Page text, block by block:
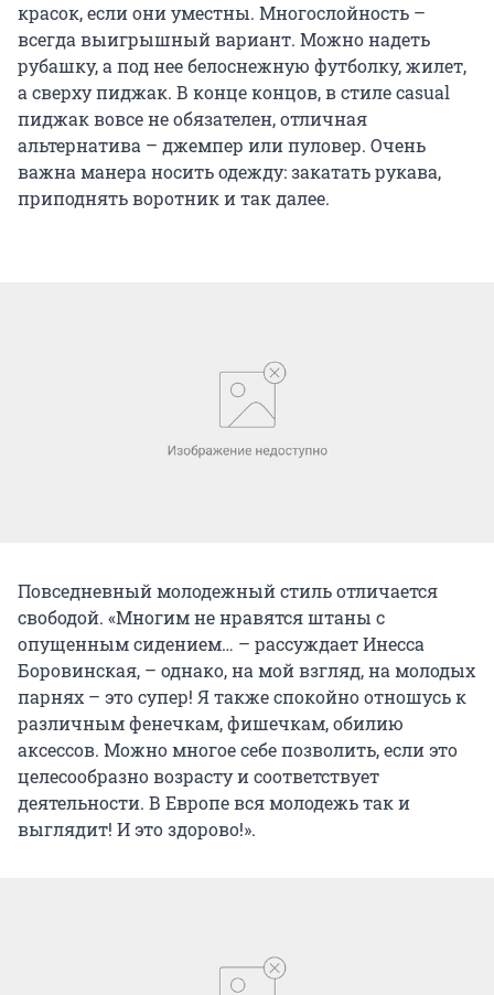
красок, если они уместны. Многослойность –
всегда выигрышный вариант. Можно надеть
рубашку, а под нее белоснежную футболку, жилет,
а сверху пиджак. В конце концов, в стиле casual
пиджак вовсе не обязателен, отличная
альтернатива – джемпер или пуловер. Очень
важна манера носить одежду: закатать рукава,
приподнять воротник и так далее.
Повседневный молодежный стиль отличается
свободой. «Многим не нравятся штаны с
опущенным сидением… – рассуждает Инесса
Боровинская, – однако, на мой взгляд, на молодых
парнях – это супер! Я также спокойно отношусь к
различным фенечкам, фишечкам, обилию
аксессов. Можно многое себе позволить, если это
целесообразно возрасту и соответствует
деятельности. В Европе вся молодежь так и
выглядит! И это здорово!».